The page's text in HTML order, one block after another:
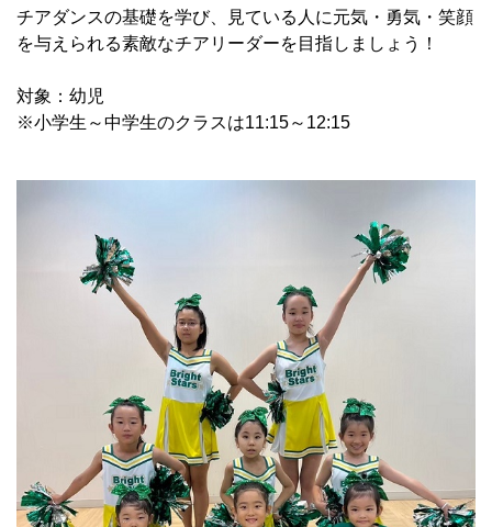
チアダンスの基礎を学び、見ている人に元気・勇気・笑顔
を与えられる素敵なチアリーダーを目指しましょう！
対象：幼児
※小学生～中学生のクラスは11:15～12:15